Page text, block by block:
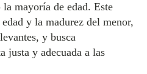
mayoría de edad. Este
y la madurez del menor,
y busca
justa y adecuada a las